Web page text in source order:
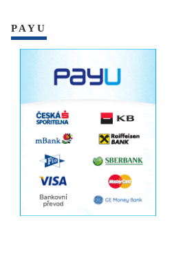
PAYU